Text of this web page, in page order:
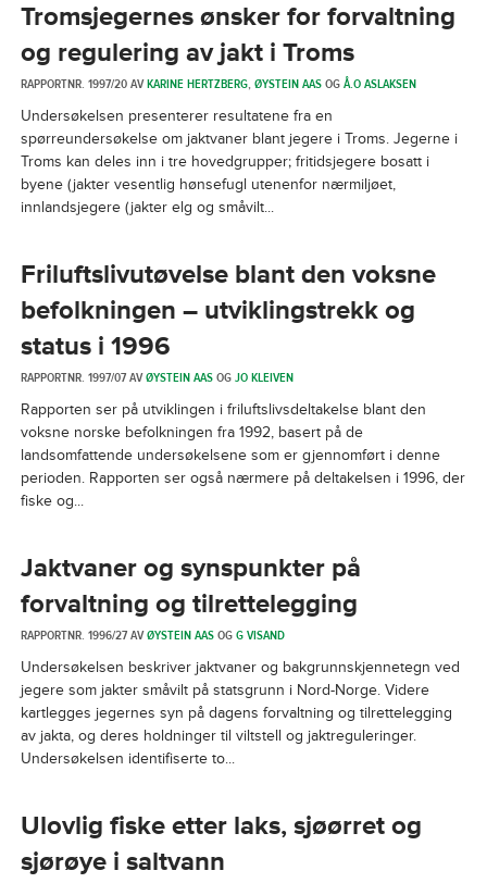
Tromsjegernes ønsker for forvaltning
og regulering av jakt i Troms
RAPPORTNR. 1997/20 AVKARINE HERTZBERG,ØYSTEIN AASOGÅ.O ASLAKSEN
Undersøkelsen presenterer resultatene fra en
spørreundersøkelse om jaktvaner blant jegere i Troms. Jegerne i
Troms kan deles inn i tre hovedgrupper; fritidsjegere bosatt i
byene (jakter vesentlig hønsefugl utenenfor nærmiljøet,
innlandsjegere (jakter elg og småvilt...
Friluftslivutøvelse blant den voksne
befolkningen – utviklingstrekk og
status i 1996
RAPPORTNR. 1997/07 AVØYSTEIN AASOGJO KLEIVEN
Rapporten ser på utviklingen i friluftslivsdeltakelse blant den
voksne norske befolkningen fra 1992, basert på de
landsomfattende undersøkelsene som er gjennomført i denne
perioden. Rapporten ser også nærmere på deltakelsen i 1996, der
fiske og...
Jaktvaner og synspunkter på
forvaltning og tilrettelegging
RAPPORTNR. 1996/27 AVØYSTEIN AASOGG VISAND
Undersøkelsen beskriver jaktvaner og bakgrunnskjennetegn ved
jegere som jakter småvilt på statsgrunn i Nord-Norge. Videre
kartlegges jegernes syn på dagens forvaltning og tilrettelegging
av jakta, og deres holdninger til viltstell og jaktreguleringer.
Undersøkelsen identifiserte to...
Ulovlig fiske etter laks, sjøørret og
sjørøye i saltvann